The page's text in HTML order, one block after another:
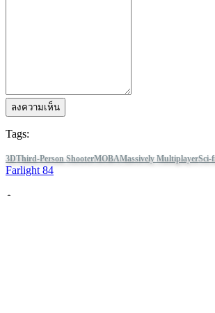
ลงความเห็น
Tags:
3DThird-Person ShooterMOBAMassively MultiplayerSci-
Farlight 84